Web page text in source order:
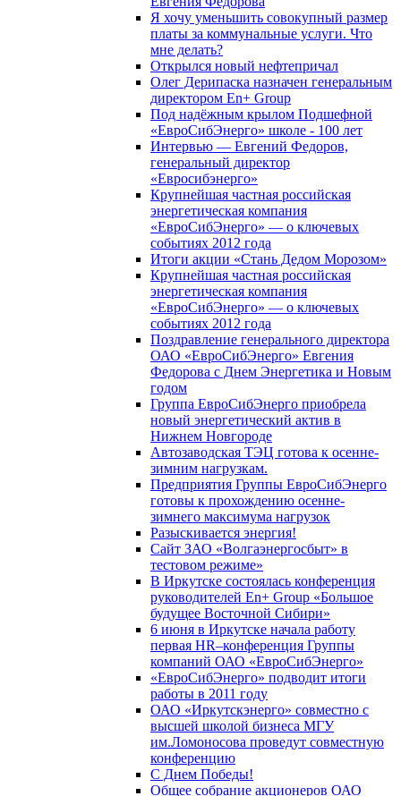
Я хочу уменьшить совокупный размер
платы за коммунальные услуги. Что
мне делать?
Открылся новый нефтепричал
Олег Дерипаска назначен генеральным
директором En+ Group
Под надёжным крылом Подшефной
«ЕвроСибЭнерго» школе - 100 лет
Интервью — Евгений Федоров,
генеральный директор
«Евросибэнерго»
Крупнейшая частная российская
энергетическая компания
«ЕвроСибЭнерго» — о ключевых
событиях 2012 года
Итоги акции «Стань Дедом Морозом»
Крупнейшая частная российская
энергетическая компания
«ЕвроСибЭнерго» — о ключевых
событиях 2012 года
Поздравление генерального директора
ОАО «ЕвроСибЭнерго» Евгения
Федорова с Днем Энергетика и Новым
годом
Группа ЕвроСибЭнерго приобрела
новый энергетический актив в
Нижнем Новгороде
Автозаводская ТЭЦ готова к осенне-
зимним нагрузкам.
Предприятия Группы ЕвроСибЭнерго
готовы к прохождению осенне-
зимнего максимума нагрузок
Разыскивается энергия!
Сайт ЗАО «Волгаэнергосбыт» в
тестовом режиме»
В Иркутске состоялась конференция
руководителей En+ Group «Большое
будущее Восточной Сибири»
6 июня в Иркутске начала работу
первая HR–конференция Группы
компаний ОАО «ЕвроСибЭнерго»
«ЕвроСибЭнерго» подводит итоги
работы в 2011 году
ОАО «Иркутскэнерго» совместно с
высшей школой бизнеса МГУ
им.Ломоносова проведут совместную
конференцию
С Днем Победы!
Общее собрание акционеров ОАО